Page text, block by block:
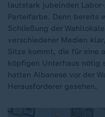
lautstark jubelnden
Parteifarbe. Denn bereits
Schließung der
verschiedener Medien
Sitze kommt, die für eine
köpfigen Unterhaus nötig
hatten Albanese vor der
Herausforderer gesehen.